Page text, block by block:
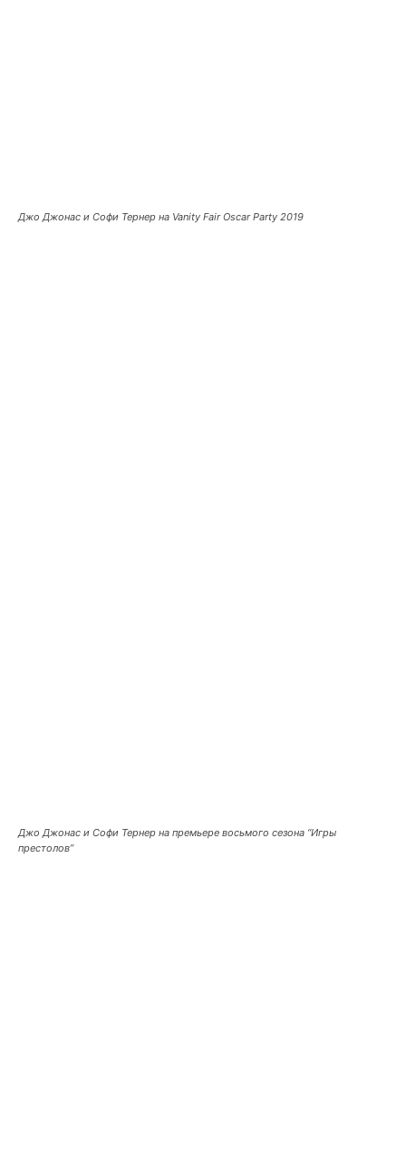
Джо Джонас и Софи Тернер на Vanity Fair Oscar Party 2019
Джо Джонас и Софи Тернер на премьере восьмого сезона “Игры
престолов”